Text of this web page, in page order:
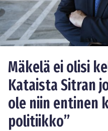
Mäkelä ei olisi
Kataista Sitran
ole niin entinen
politiikko”